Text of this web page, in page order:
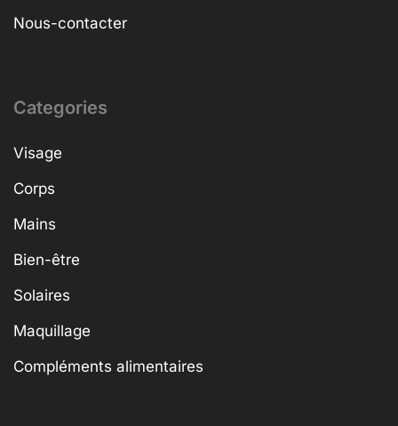
Nous-contacter
Categories
Visage
Corps
Mains
Bien-être
Solaires
Maquillage
Compléments alimentaires